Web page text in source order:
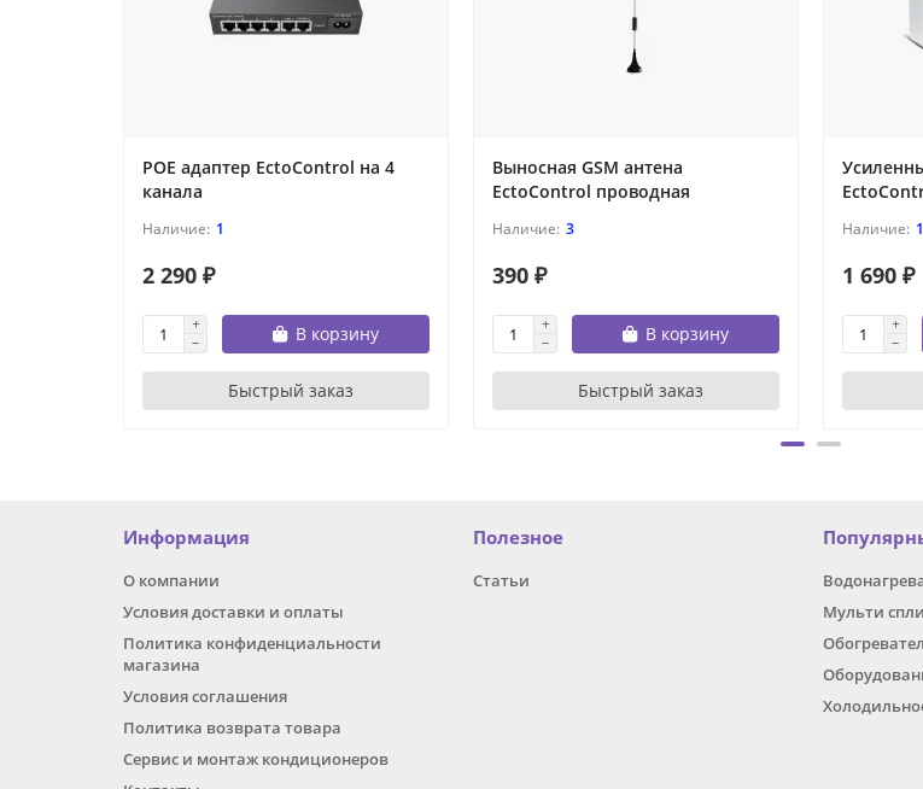
POE адаптер EctoControl на 4
канала
1
2 290 ₽
В корзину
Быстрый заказ
Выносная GSM антена
EctoControl проводная
3
390 ₽
В корзину
Быстрый заказ
1
1 690 ₽
Информация
О компании
Условия доставки и оплаты
Политика конфиденциальности
магазина
Условия соглашения
Политика возврата товара
Сервис и монтаж кондиционеров
Полезное
Статьи
Мульти